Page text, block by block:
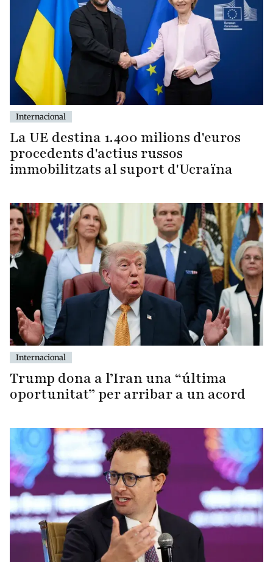
Internacional
La UE destina 1.400 milions d'euros
procedents d'actius russos
immobilitzats al suport d'Ucraïna
Internacional
Trump dona a l’Iran una “última
oportunitat” per arribar a un acord